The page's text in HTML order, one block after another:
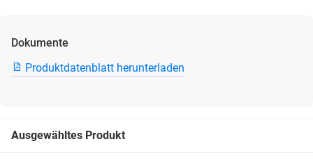
Dokumente
Produktdatenblatt herunterladen
Ausgewähltes Produkt